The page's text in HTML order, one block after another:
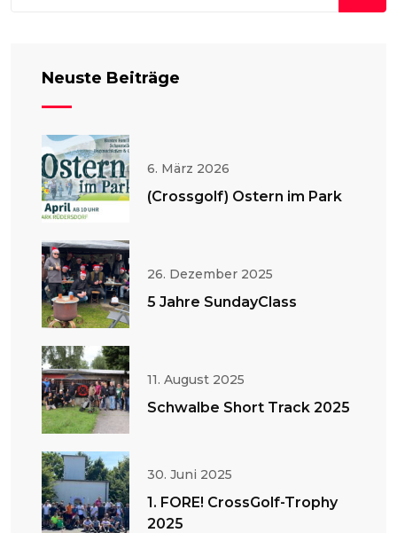
Neuste Beiträge
6. März 2026
(Crossgolf) Ostern im Park
26. Dezember 2025
5 Jahre SundayClass
11. August 2025
Schwalbe Short Track 2025
30. Juni 2025
1. FORE! CrossGolf-Trophy
2025